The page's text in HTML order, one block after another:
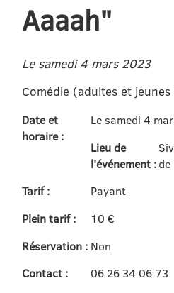
Aaaah"
Le samedi 4 mars 2023
Comédie (adultes et
Date et
horaire :
Le samedi 4
Lieu de
l'événement :
Tarif :
Payant
Plein tarif :
10 €
Réservation : Non
Contact :
06 26 34 06 73